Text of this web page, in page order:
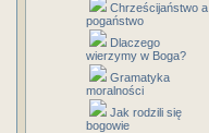
Chrześcijaństwo a
pogaństwo
Dlaczego
wierzymy w Boga?
Gramatyka
moralności
Jak rodzili się
bogowie